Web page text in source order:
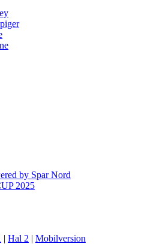
by Spar Nord
2025
| Hal 2 | Mobilversion